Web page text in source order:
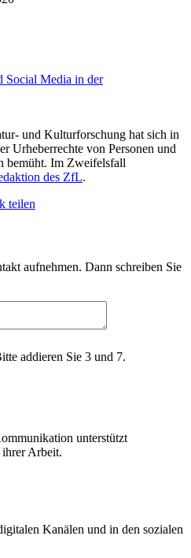
Social Media in der
und Kulturforschung hat sich in
Urheberrechte von Personen und
bemüht. Im Zweifelsfall
des ZfL.
teilen
aufnehmen. Dann schreiben Sie
addieren Sie 3 und 7.
unterstützt
Arbeit.
Kanälen und in den sozialen